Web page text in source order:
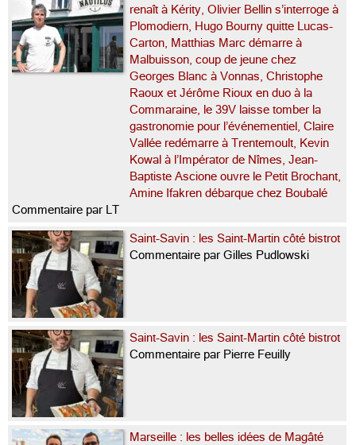
renaît à Kérity, Olivier Bellin s’interroge à
Plomodiern, Hugo Bourny quitte Lucas-
Carton, Matthias Marc démarre à
Malbuisson, coup de jeune chez
Georges Blanc à Vonnas, Christophe
Raoux et Jérôme Rioux en duo à la
Commaraine, le 39V laisse tomber la
gastronomie pour l’événementiel, Claire
Vallée redémarre à Trentemoult, Kevin
Kowal à l’Impérator de Nîmes, Jean-
Baptiste Ascione ouvre le Petit Brochant,
Amine Ifakren débarque chez Boubalé
Commentaire par LT
Saint-Savin : les Saint-Martin côté bistrot
Commentaire par Gilles Pudlowski
Saint-Savin : les Saint-Martin côté bistrot
Commentaire par Pierre Feuilly
Marseille : les belles idées de Magâté